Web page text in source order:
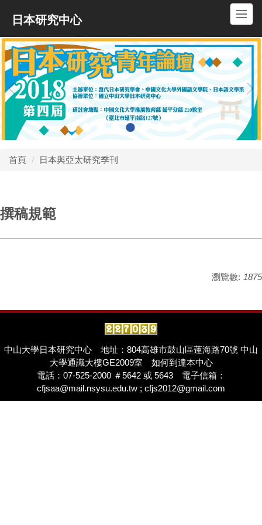
要
內
容
區
日本研究中心
首頁 日本與亞太研究季刊
撰稿規範
瀏覽數: 1875
中山大學日本研究中心 地址：804高雄市鼓山區蓮海路70號 中山
大學通識大樓GE2009室 如何到達本中心
電話：07-525-2000 ＃5642 或 5643 電子信箱：
cfjsaa@mail.nsysu.edu.tw ; cfjs2012@gmail.com